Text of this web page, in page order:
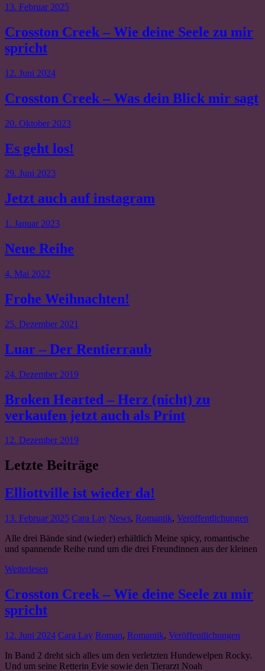
13. Februar 2025
Crosston Creek – Wie deine Seele zu mir
spricht
12. Juni 2024
Crosston Creek – Was dein Blick mir sagt
20. Oktober 2023
Es geht los!
29. Juni 2023
Jetzt auch auf instagram
1. Januar 2023
Neue Reihe
4. Mai 2022
Frohe Weihnachten!
25. Dezember 2021
Luar – Der Rentierraub
24. Dezember 2019
Broken Hearted – Herz (nicht) zu
verkaufen jetzt auch als Print
12. Dezember 2019
Letzte Beiträge
Elliottville ist wieder da!
13. Februar 2025 Cara Lay News, Romantik, Veröffentlichungen
Alle drei Bände sind (wieder) erhältlich Meine spicy, romantische
und spannende Reihe rund um die drei Freundinnen aus der kleinen
Weiterlesen
Crosston Creek – Wie deine Seele zu mir
spricht
12. Juni 2024 Cara Lay Roman, Romantik, Veröffentlichungen
In Band 2 dreht sich alles um den verletzten Hundewelpen Rocky.
Und um seine Retterin Evie sowie den Tierarzt Noah